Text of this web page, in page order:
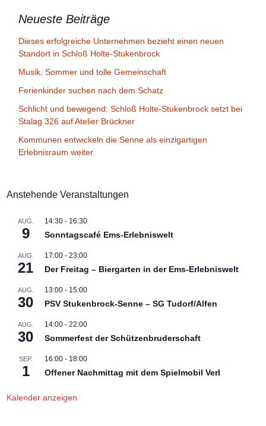
Neueste Beiträge
Dieses erfolgreiche Unternehmen bezieht einen neuen
Standort in Schloß Holte-Stukenbrock
Musik, Sommer und tolle Gemeinschaft
Ferienkinder suchen nach dem Schatz
Schlicht und bewegend: Schloß Holte-Stukenbrock setzt bei
Stalag 326 auf Atelier Brückner
Kommunen entwickeln die Senne als einzigartigen
Erlebnisraum weiter
Anstehende Veranstaltungen
AUG.
9
14:30 - 16:30
Sonntagscafé Ems-Erlebniswelt
AUG.
21
17:00 -23:00
Der Freitag – Biergarten in der Ems-Erlebniswelt
AUG.
30
13:00 - 15:00
PSV Stukenbrock-Senne – SG Tudorf/Alfen
AUG.
30
14:00 -22:00
Sommerfest der Schützenbruderschaft
SEP.
1
16:00 - 18:00
Offener Nachmittag mit dem Spielmobil Verl
Kalender anzeigen